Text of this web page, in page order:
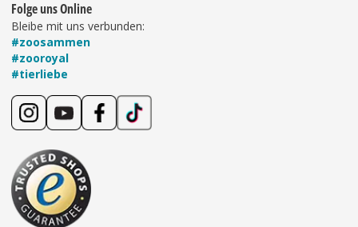
Folge uns Online
Bleibe mit uns verbunden:
#zoosammen
#zooroyal
#tierliebe